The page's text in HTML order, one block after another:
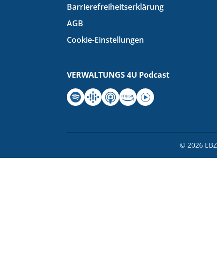
Barrierefreiheitserklärung
AGB
Cookie-Einstellungen
VERWALTUNGS 4U Podcast
SpotifyGoogle Podcasts
Apple Podcasts
Amazon Music
Youtube Music
© 2026